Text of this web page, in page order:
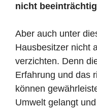
nicht
Aber auch unter
Hausbesitzer nicht
verzichten. Denn
Erfahrung und das
können
Umwelt gelangt